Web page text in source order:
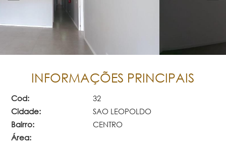
INFORMAÇÕES PRINCIPAIS
Cod:
32
Cidade:
SAO LEOPOLDO
Bairro:
CENTRO
Área: